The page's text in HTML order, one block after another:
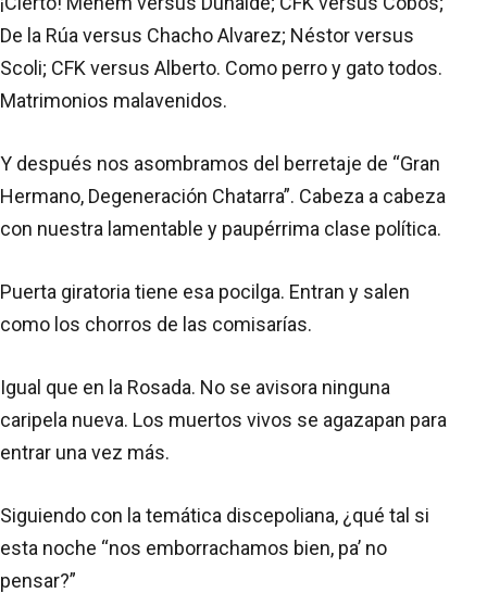
De la Rúa versus Chacho Alvarez; Néstor versus
Scoli; CFK versus Alberto. Como perro y gato todos.
Matrimonios malavenidos.
Y después nos asombramos del berretaje de “Gran
Hermano, Degeneración Chatarra”. Cabeza a cabeza
con nuestra lamentable y paupérrima clase política.
Puerta giratoria tiene esa pocilga. Entran y salen
como los chorros de las comisarías.
Igual que en la Rosada. No se avisora ninguna
caripela nueva. Los muertos vivos se agazapan para
entrar una vez más.
Siguiendo con la temática discepoliana, ¿qué tal si
esta noche “nos emborrachamos bien, pa’ no
pensar?”